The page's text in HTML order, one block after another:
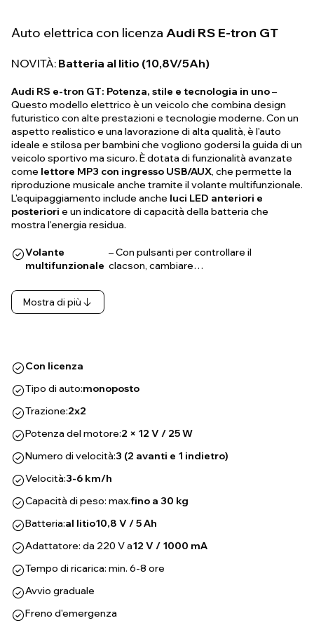
Auto elettrica con licenza Audi RS E-tron GT
NOVITÀ: Batteria al litio (10,8V/5Ah)
Audi RS e-tron GT: Potenza, stile e tecnologia in uno–
Questo modello elettrico è un veicolo che combina design
futuristico con alte prestazioni e tecnologie moderne. Con un
aspetto realistico e una lavorazione di alta qualità, è l'auto
ideale e stilosa per bambini che vogliono godersi la guida di un
veicolo sportivo ma sicuro. È dotata di funzionalità avanzate
come lettore MP3 con ingresso USB/AUX, che permette la
riproduzione musicale anche tramite il volante multifunzionale.
L'equipaggiamento include anche luci LED anteriori e
posteriori e un indicatore di capacità della batteria che
mostra l'energia residua.
Volante
multifunzionale
– Con pulsanti per controllare il
clacson, cambiare…
Mostra di più
Con licenza
Tipo di auto:monoposto
Trazione:2x2
Potenza del motore:2 × 12 V / 25 W
Numero di velocità:3 (2 avanti e 1 indietro)
Velocità:3-6 km/h
Capacità di peso: max.fino a 30 kg
Batteria:al litio10,8 V / 5 Ah
Adattatore: da 220 V a12 V / 1000 mA
Tempo di ricarica: min. 6-8 ore
Avvio graduale
Freno d'emergenza